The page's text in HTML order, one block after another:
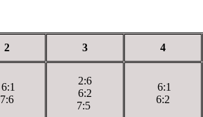
2 3 4
6:1
7:6
2:6
6:2
7:5
6:1
6:2